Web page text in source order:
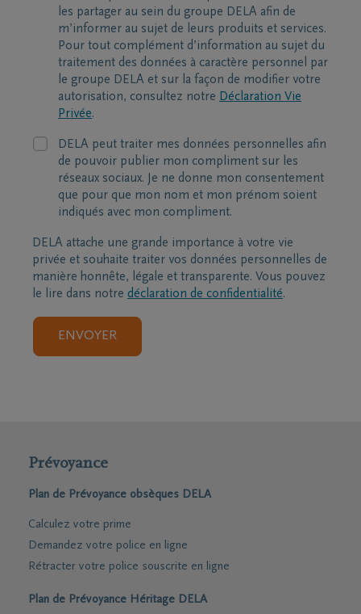
les partager au sein du groupe DELA afin de
m’informer au sujet de leurs produits et services.
Pour tout complément d’information au sujet du
traitement des données à caractère personnel par
le groupe DELA et sur la façon de modifier votre
autorisation, consultez notre Déclaration Vie
Privée.
DELA peut traiter mes données personnelles afin
de pouvoir publier mon compliment sur les
réseaux sociaux. Je ne donne mon consentement
que pour que mon nom et mon prénom soient
indiqués avec mon compliment.
DELA attache une grande importance à votre vie
privée et souhaite traiter vos données personnelles de
manière honnête, légale et transparente. Vous pouvez
le lire dans notre déclaration de confidentialité.
Prévoyance
Plan de Prévoyance obsèques DELA
Calculez votre prime
Demandez votre police en ligne
Rétracter votre police souscrite en ligne
Plan de Prévoyance Héritage DELA